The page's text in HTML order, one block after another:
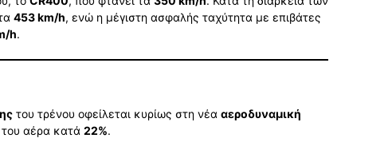
453 km/h, ενώ η μέγιστη ασφαλής ταχύτητα με επιβάτες
h.
του τρένου οφείλεται κυρίως στη νέα αεροδυναμική
του αέρα κατά 22%.